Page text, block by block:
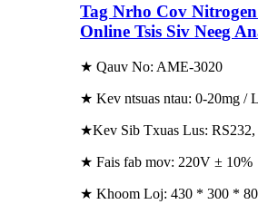
Tag Nrho Cov
Online Tsis Siv Neeg
★ Qauv No: AME-3020
★ Kev ntsuas ntau: 0-20mg /
★Kev Sib Txuas Lus:
★ Fais fab mov: 220V ± 10%
★ Khoom Loj: 430 * 300 *